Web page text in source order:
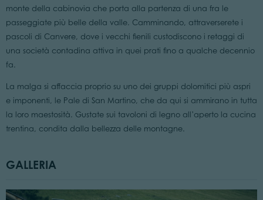
monte della cabinovia che porta alla partenza di una fra le
passeggiate più belle della valle. Camminando, attraverserete i
pascoli di Canvere, dove i vecchi fienili custodiscono i retaggi di
una società contadina attiva in quei prati fino a qualche decennio
fa.
La malga si affaccia proprio su uno dei gruppi dolomitici più aspri
e imponenti, le Pale di San Martino, che da qui si ammirano in tutta
la loro maestosità. Gustate sui tavoloni di legno all’aperto la cucina
trentina, condita dalla bellezza delle montagne.
GALLERIA